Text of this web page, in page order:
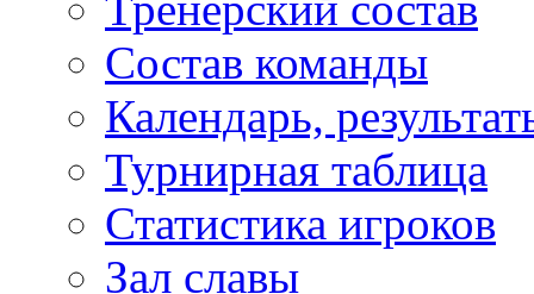
Состав команды
Календарь,
Турнирная таблица
Статистика игроков
Зал славы